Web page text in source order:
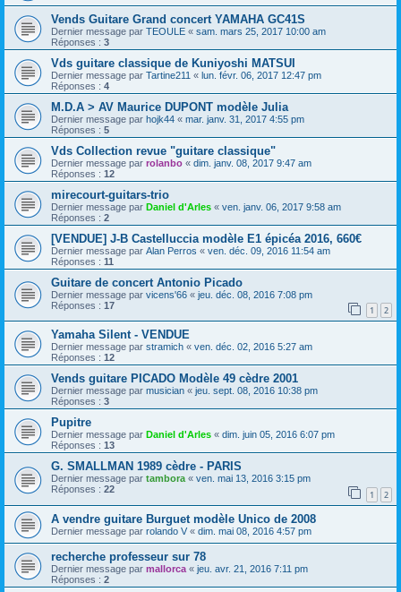
Vends Guitare Grand concert YAMAHA GC41S
Dernier message par TEOULE « sam. mars 25, 2017 10:00 am
Réponses : 3
Vds guitare classique de Kuniyoshi MATSUI
Dernier message par Tartine211 « lun. févr. 06, 2017 12:47 pm
Réponses : 4
M.D.A > AV Maurice DUPONT modèle Julia
Dernier message par hojk44 « mar. janv. 31, 2017 4:55 pm
Réponses : 5
Vds Collection revue "guitare classique"
Dernier message par rolanbo « dim. janv. 08, 2017 9:47 am
Réponses : 12
mirecourt-guitars-trio
Dernier message par Daniel d'Arles « ven. janv. 06, 2017 9:58 am
Réponses : 2
[VENDUE] J-B Castelluccia modèle E1 épicéa 2016, 660€
Dernier message par Alan Perros « ven. déc. 09, 2016 11:54 am
Réponses : 11
Guitare de concert Antonio Picado
Dernier message par vicens'66 « jeu. déc. 08, 2016 7:08 pm
Réponses : 17 1 2
Yamaha Silent - VENDUE
Dernier message par stramich « ven. déc. 02, 2016 5:27 am
Réponses : 12
Vends guitare PICADO Modèle 49 cèdre 2001
Dernier message par musician « jeu. sept. 08, 2016 10:38 pm
Réponses : 3
Pupitre
Dernier message par Daniel d'Arles « dim. juin 05, 2016 6:07 pm
Réponses : 13
G. SMALLMAN 1989 cèdre - PARIS
Dernier message par tambora « ven. mai 13, 2016 3:15 pm
Réponses : 22 1 2
A vendre guitare Burguet modèle Unico de 2008
Dernier message par rolando V « dim. mai 08, 2016 4:57 pm
recherche professeur sur 78
Dernier message par mallorca « jeu. avr. 21, 2016 7:11 pm
Réponses : 2